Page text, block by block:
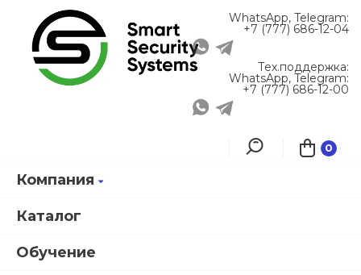
Компания
Каталог
Обучение
0
WhatsApp, Telegram:
+7 (777) 686-12-04
Тех.поддержка:
WhatsApp, Telegram:
+7 (777) 686-12-00
ST-LR330E на базе чипа Impinj E710